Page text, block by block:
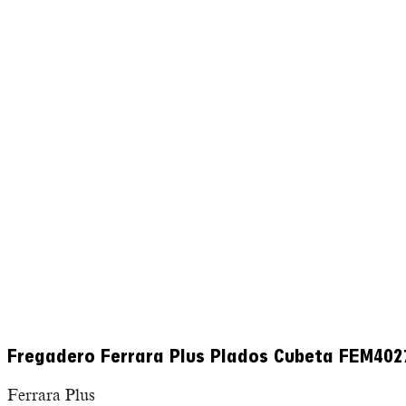
Fregadero Ferrara Plus Plados Cubeta
Ferrara Plus